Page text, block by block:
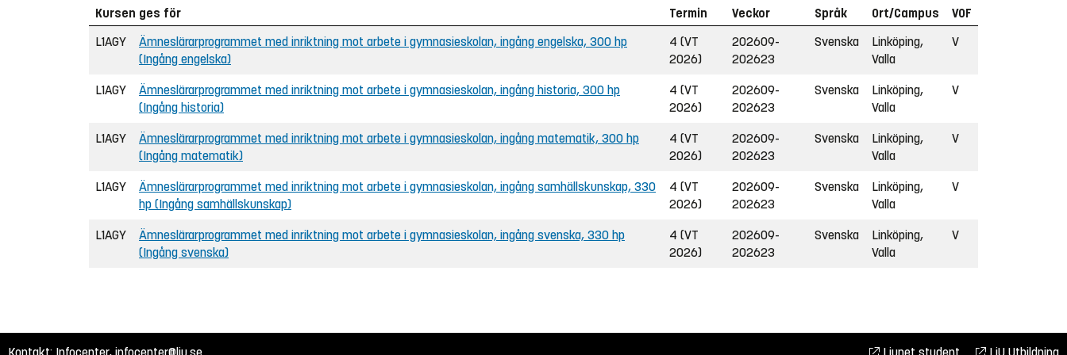
Kursen ges för Termin Veckor Språk Ort/Campus
VOF
L1AGY
Ämneslärarprogrammet med inriktning mot arbete i gymnasieskolan, ingång engelska, 300 hp
(Ingång engelska)
4 (VT
2026)
202609-
202623
Svenska
Linköping,
Valla
V
L1AGY
Ämneslärarprogrammet med inriktning mot arbete i gymnasieskolan, ingång historia, 300 hp
(Ingång historia)
4 (VT
2026)
202609-
202623
Svenska
Linköping,
Valla
V
L1AGY
Ämneslärarprogrammet med inriktning mot arbete i gymnasieskolan, ingång matematik, 300 hp
(Ingång matematik)
4 (VT
2026)
202609-
202623
Svenska
Linköping,
Valla
V
L1AGY
Ämneslärarprogrammet med inriktning mot arbete i gymnasieskolan, ingång samhällskunskap, 330
hp (Ingång samhällskunskap)
4 (VT
2026)
202609-
202623
Svenska
Linköping,
Valla
V
L1AGY
Ämneslärarprogrammet med inriktning mot arbete i gymnasieskolan, ingång svenska, 330 hp
(Ingång svenska)
4 (VT
2026)
202609-
202623
Svenska
Linköping,
Valla
V